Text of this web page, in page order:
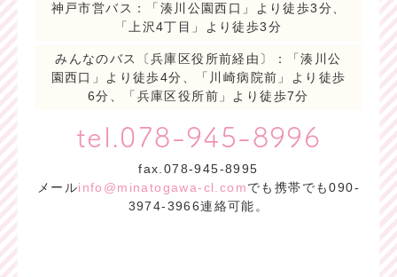
神戸市営バス：「湊川公園西口」より徒歩3分、
「上沢4丁目」より徒歩3分
みんなのバス〔兵庫区役所前経由〕：「湊川公
園西口」より徒歩4分、「川崎病院前」より徒歩
6分、「兵庫区役所前」より徒歩7分
tel.078-945-8996
fax.078-945-8995
メールinfo@minatogawa-cl.comでも携帯でも090-
3974-3966連絡可能。